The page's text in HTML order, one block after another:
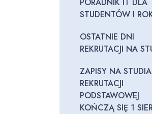
STUDENTÓW I
OSTATNIE DNI
REKRUTACJI NA
ZAPISY NA
REKRUTACJI
PODSTAWOWEJ
KOŃCZĄ SIĘ 1